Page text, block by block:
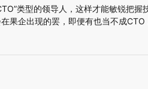
类型的领导人，这样才能敏锐把
果企出现的罢，即便有也当不成CTO